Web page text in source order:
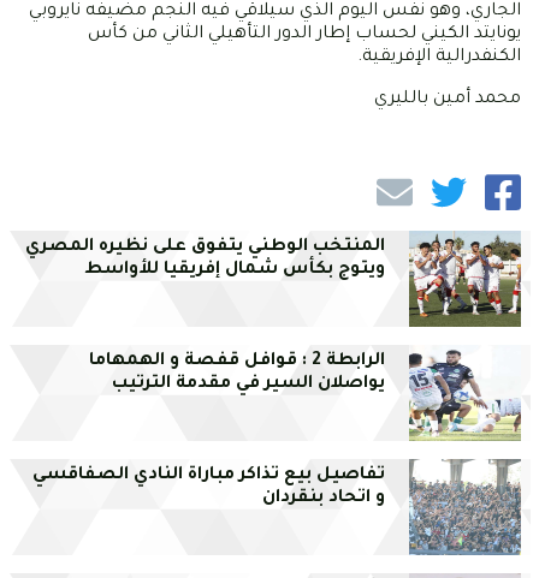
الجاري، وهو نفس اليوم الذي سيلاقي فيه النجم مضيفه نايروبي
يونايتد الكيني لحساب إطار الدور التأهيلي الثاني من كأس
الكنفدرالية الإفريقية.
محمد أمين بالليري
المنتخب الوطني يتفوق على نظيره المصري
ويتوج بكأس شمال إفريقيا للأواسط
الرابطة 2 : قوافل قفصة و الهمهاما
يواصلان السير في مقدمة الترتيب
تفاصيل بيع تذاكر مباراة النادي الصفاقسي
و اتحاد بنقردان